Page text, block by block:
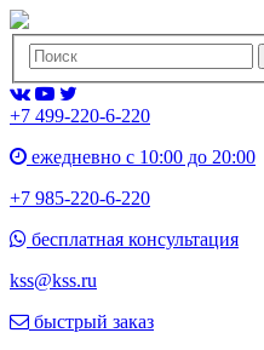
+7 499-220-6-220
ежедневно с 10:00 до 20:00
+7 985-220-6-220
бесплатная консультация
kss@kss.ru
быстрый заказ